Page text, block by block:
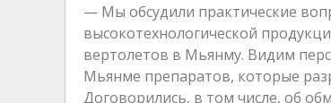
— Мы обсудили практические
высокотехнологической
вертолетов в Мьянму. Видим
Мьянме препаратов, которые
Договорились, в том числе, об